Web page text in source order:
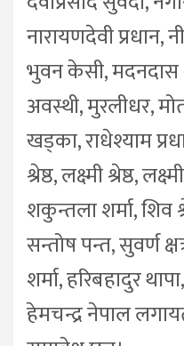
नारायणदेवी प्रधान,
भुवन केसी, मदनदास
अवस्थी, मुरलीधर,
खड्का, राधेश्याम
श्रेष्ठ, लक्ष्मी श्रेष्ठ,
शकुन्तला शर्मा, शिव
सन्तोष पन्त, सुवर्ण
शर्मा, हरिबहादुर
हेमचन्द्र नेपाल